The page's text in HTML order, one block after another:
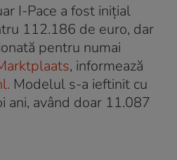
I-Pace a fost inițial
112.186 de euro, dar
pentru numai
, informează
Modelul s-a ieftinit cu
ani, având doar 11.087